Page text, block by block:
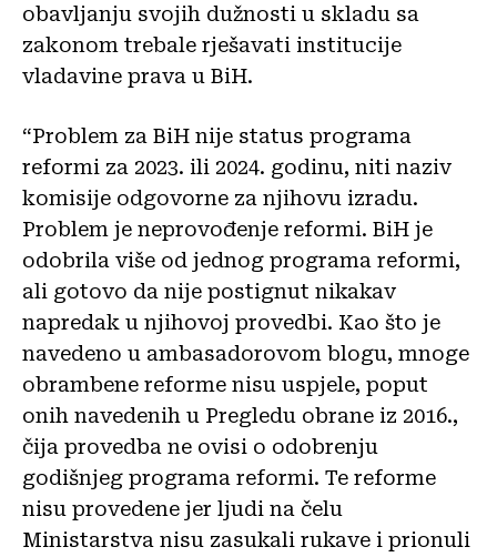
obavljanju svojih dužnosti u skladu sa
zakonom trebale rješavati institucije
vladavine prava u BiH.
“Problem za BiH nije status programa
reformi za 2023. ili 2024. godinu, niti naziv
komisije odgovorne za njihovu izradu.
Problem je neprovođenje reformi. BiH je
odobrila više od jednog programa reformi,
ali gotovo da nije postignut nikakav
napredak u njihovoj provedbi. Kao što je
navedeno u ambasadorovom blogu, mnoge
obrambene reforme nisu uspjele, poput
onih navedenih u Pregledu obrane iz 2016.,
čija provedba ne ovisi o odobrenju
godišnjeg programa reformi. Te reforme
nisu provedene jer ljudi na čelu
Ministarstva nisu zasukali rukave i prionuli